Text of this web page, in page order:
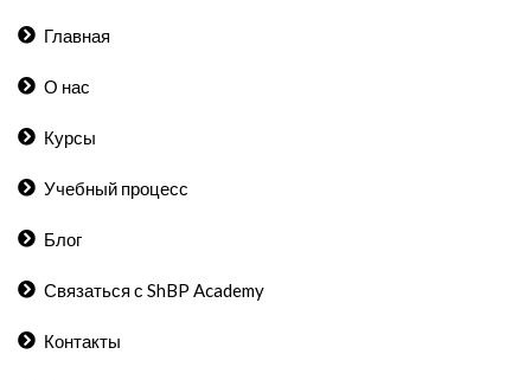
Главная
О нас
Курсы
Учебный процесс
Блог
Связаться с ShBP Academy
Контакты